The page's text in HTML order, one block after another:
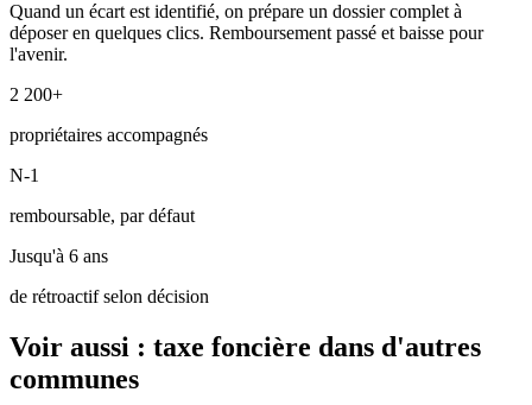
Quand un écart est identifié, on prépare un dossier complet à
déposer en quelques clics. Remboursement passé et baisse pour
l'avenir.
2 200+
propriétaires accompagnés
N-1
remboursable, par défaut
Jusqu'à 6 ans
de rétroactif selon décision
Voir aussi : taxe foncière dans d'autres
communes